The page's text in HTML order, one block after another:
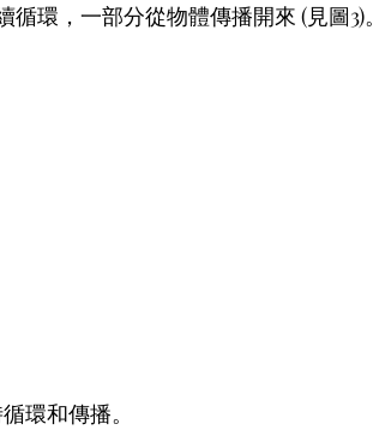
環，一部分從物體傳播開來 (見圖3)。
環和傳播。